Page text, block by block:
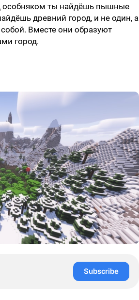
ты найдёшь пышные
древний город, и не один, а
Вместе они образуют
город.
Subscribe